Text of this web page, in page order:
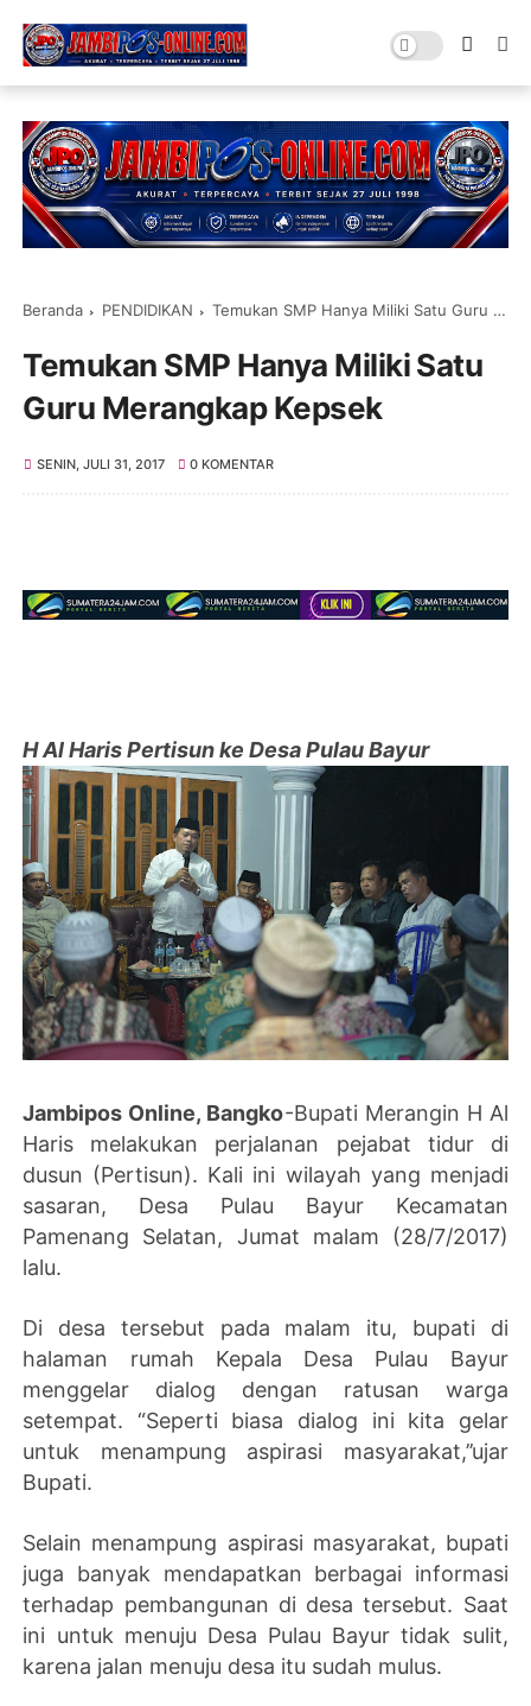
Beranda PENDIDIKAN Temukan SMP Hanya Miliki Satu Guru Merangkap Kepsek
Temukan SMP Hanya Miliki Satu
Guru Merangkap Kepsek
SENIN, JULI 31, 2017 0 KOMENTAR
H Al Haris Pertisun ke Desa Pulau Bayur
Jambipos Online, Bangko-Bupati Merangin H Al
Haris melakukan perjalanan pejabat tidur di
dusun (Pertisun). Kali ini wilayah yang menjadi
sasaran, Desa Pulau Bayur Kecamatan
Pamenang Selatan, Jumat malam (28/7/2017)
lalu.
Di desa tersebut pada malam itu, bupati di
halaman rumah Kepala Desa Pulau Bayur
menggelar dialog dengan ratusan warga
setempat. “Seperti biasa dialog ini kita gelar
untuk menampung aspirasi masyarakat,’’ujar
Bupati.
Selain menampung aspirasi masyarakat, bupati
juga banyak mendapatkan berbagai informasi
terhadap pembangunan di desa tersebut. Saat
ini untuk menuju Desa Pulau Bayur tidak sulit,
karena jalan menuju desa itu sudah mulus.